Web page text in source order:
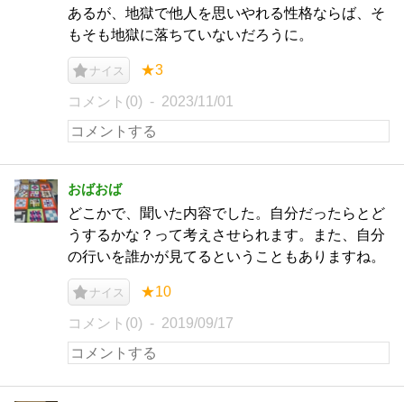
あるが、地獄で他人を思いやれる性格ならば、そ
もそも地獄に落ちていないだろうに。
ナイス ★3
コメント(0) 2023/11/01
おばおば
どこかで、聞いた内容でした。自分だったらとど
うするかな？って考えさせられます。また、自分
の行いを誰かが見てるということもありますね。
ナイス ★10
コメント(0) 2019/09/17